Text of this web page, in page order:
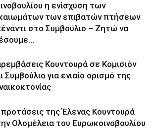
η ενίσχυση των
των επιβατών πτήσεων
στο Συμβούλιο – Ζητώ να
Κουντουρά σε Κομισιόν
Συμβούλιο για ενιαίο ορισμό της
προτάσεις της Έλενας Κουντουρά
Ολομέλεια του Ευρωκοινοβουλίου